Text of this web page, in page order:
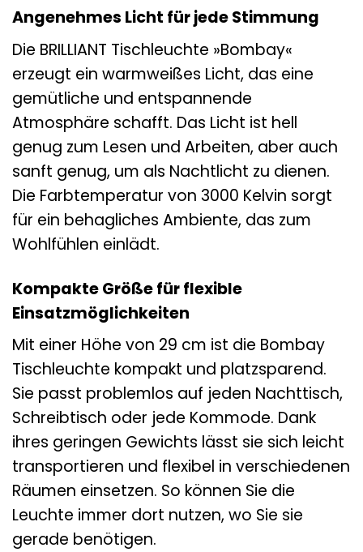
Angenehmes Licht für jede Stimmung
Die BRILLIANT Tischleuchte »Bombay«
erzeugt ein warmweißes Licht, das eine
gemütliche und entspannende
Atmosphäre schafft. Das Licht ist hell
genug zum Lesen und Arbeiten, aber auch
sanft genug, um als Nachtlicht zu dienen.
Die Farbtemperatur von 3000 Kelvin sorgt
für ein behagliches Ambiente, das zum
Wohlfühlen einlädt.
Kompakte Größe für flexible
Einsatzmöglichkeiten
Mit einer Höhe von 29 cm ist die Bombay
Tischleuchte kompakt und platzsparend.
Sie passt problemlos auf jeden Nachttisch,
Schreibtisch oder jede Kommode. Dank
ihres geringen Gewichts lässt sie sich leicht
transportieren und flexibel in verschiedenen
Räumen einsetzen. So können Sie die
Leuchte immer dort nutzen, wo Sie sie
gerade benötigen.